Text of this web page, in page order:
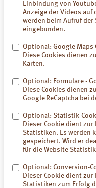
Einbindung von
Anzeige der Videos auf
werden beim Aufruf der
eingebunden.
Optional: Google Maps
Diese Cookies dienen
Karten.
Optional: Formulare -
Diese Cookies dienen
Google ReCaptcha bei
Optional: Statistik-
Dieser Cookie dient
Statistiken. Es werden
gespeichert. Wird er
für die Website-
Optional: Conversion-
Dieser Cookie dient
Statistiken zum Erfolg